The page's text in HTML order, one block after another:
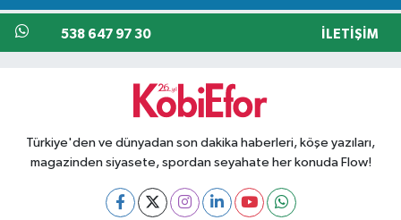
538 647 97 30 İLETIŞIM
Türkiye'den ve dünyadan son dakika haberleri, köşe yazıları,
magazinden siyasete, spordan seyahate her konuda Flow!